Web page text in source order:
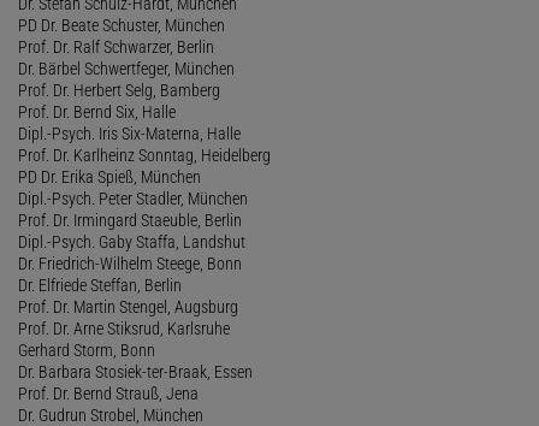
PD Dr. Beate Schuster, München
Prof. Dr. Ralf Schwarzer, Berlin
Dr. Bärbel Schwertfeger, München
Prof. Dr. Herbert Selg, Bamberg
Prof. Dr. Bernd Six, Halle
Dipl.-Psych. Iris Six-Materna, Halle
Prof. Dr. Karlheinz Sonntag, Heidelberg
PD Dr. Erika Spieß, München
Dipl.-Psych. Peter Stadler, München
Prof. Dr. Irmingard Staeuble, Berlin
Dipl.-Psych. Gaby Staffa, Landshut
Dr. Friedrich-Wilhelm Steege, Bonn
Dr. Elfriede Steffan, Berlin
Prof. Dr. Martin Stengel, Augsburg
Prof. Dr. Arne Stiksrud, Karlsruhe
Gerhard Storm, Bonn
Dr. Barbara Stosiek-ter-Braak, Essen
Prof. Dr. Bernd Strauß, Jena
Dr. Gudrun Strobel, München